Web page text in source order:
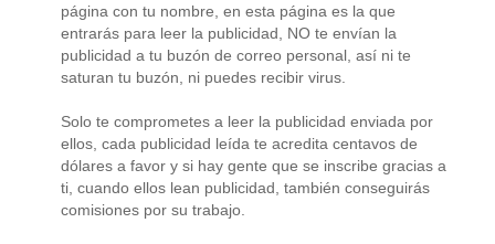
página con tu nombre, en esta página es la que
entrarás para leer la publicidad, NO te envían la
publicidad a tu buzón de correo personal, así ni te
saturan tu buzón, ni puedes recibir virus.
Solo te comprometes a leer la publicidad enviada por
ellos, cada publicidad leída te acredita centavos de
dólares a favor y si hay gente que se inscribe gracias a
ti, cuando ellos lean publicidad, también conseguirás
comisiones por su trabajo.